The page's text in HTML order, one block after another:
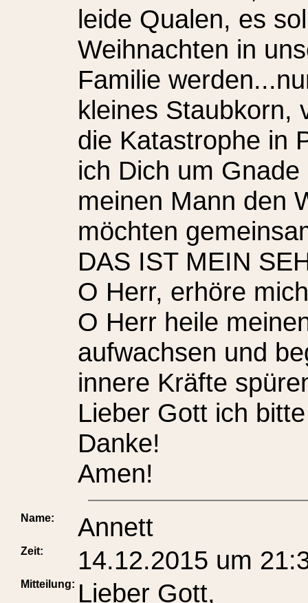
leide Qualen, es
Weihnachten in
Familie
kleines Staubkorn,
die Katastrophe in
ich Dich um
meinen Mann den
möchten
DAS IST MEIN
O Herr, erhöre
O Herr heile
aufwachsen und
innere Kräfte
Lieber Gott ich
Danke!
Amen!
Name: Annett
Zeit: 14.12.2015 um
Mitteilung: Lieber Gott,